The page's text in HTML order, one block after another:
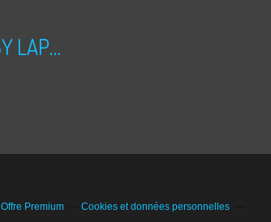
PRINTIVAL BOBY LAPOINTE 2016
Offre Premium
Cookies et données personnelles